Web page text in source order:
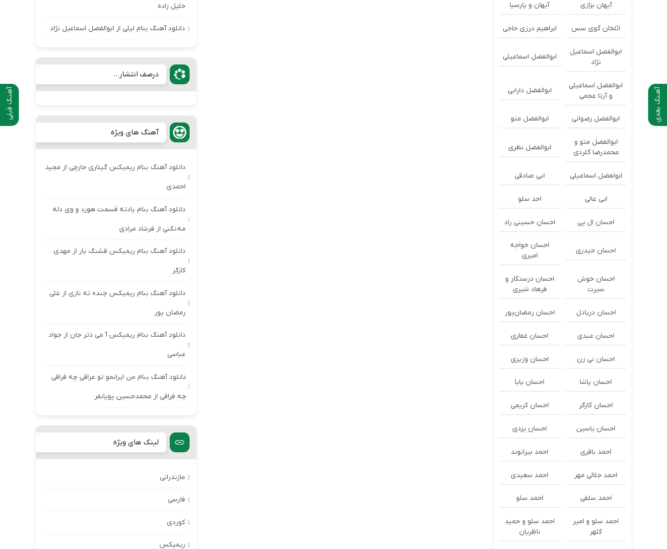
آهنـگ قبلی آهـنگ بعدی
آیهان بزازی آیهان و پارسیا
ائلخان گوی سس ابراهیم درزی حاجی
ابوالفضل اسماعیل
نژاد
ابوالفضل اسماعیلی
ابوالفضل اسماعیلی
و آرتا عجمی
ابوالفضل دارابی
ابوالفضل رضوانی ابوالفضل متو
ابوالفضل متو و
محمدرضا گلردی
ابوالفضل نظری
ابولفضل اسماعیلی ابی صادقی
ابی عالی احد سلو
احسان ال پی احسان حسینی راد
احسان حیدری
احسان خواجه
امیری
احسان خوش
سیرت
احسان درستكار و
فرهاد شيرى
احسان دریادل احسان رمضان‌پور
احسان عبدی احسان غفاری
احسان نی زن احسان وزیری
احسان پاشا احسان پایا
احسان کارگر احسان کریمی
احسان یاسین احسان یزدی
احمد باقری احمد بیرانوند
احمد جلالی مهر احمد سعیدی
احمد سلفی احمد سلو
احمد سلو و امیر
کلهر
احمد سلو و حمید
ناظریان
خلیل زاده
دانلود آهنگ بنام لیلی از ابوالفضل اسماعیل نژاد
درصف انتشار...
آهنگ های ویژه
دانلود آهنگ بنام ریمیکس گیتاری جارچی از مجید
احمدی
دانلود آهنگ بنام یادته قسمت هورد و وی دله
مه نکنی از فرشاد مرادی
دانلود آهنگ بنام ریمیکس قشنگ یار از مهدی
کارگر
دانلود آهنگ بنام ریمیکس چنده ته نازی از علی
رمضان پور
دانلود آهنگ بنام ریمیکس آ می دتر جان از جواد
عباسی
دانلود آهنگ بنام من ایرانمو تو عراقی چه فراقی
چه فراقی از محمدحسین پویانفر
لینک های ویژه
مازندرانی
فارسی
کوردی
ریمیکس